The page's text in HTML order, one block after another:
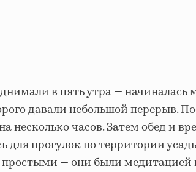
в пять утра — начиналась
давали небольшой перерыв.
несколько часов. Затем обед и
для прогулок по территории
простыми — они были